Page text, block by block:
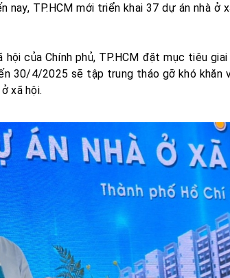
nay, TP.HCM mới triển khai 37 dự án nhà
của Chính phủ, TP.HCM đặt mục tiêu
30/4/2025 sẽ tập trung tháo gỡ khó
xã hội.